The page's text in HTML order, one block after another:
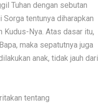
Tuhan dengan sebutan
Sorga tentunya diharapkan
Kudus-Nya. Atas dasar itu,
maka sepatutnya juga
anak, tidak jauh dari
tentang